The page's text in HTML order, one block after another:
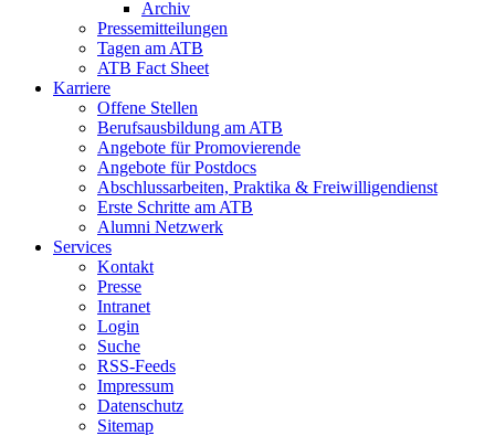
Archiv
Pressemitteilungen
Tagen am ATB
ATB Fact Sheet
Karriere
Offene Stellen
Berufsausbildung am ATB
Angebote für Promovierende
Angebote für Postdocs
Abschlussarbeiten, Praktika & Freiwilligendienst
Erste Schritte am ATB
Alumni Netzwerk
Services
Kontakt
Presse
Intranet
Login
Suche
RSS-Feeds
Impressum
Datenschutz
Sitemap